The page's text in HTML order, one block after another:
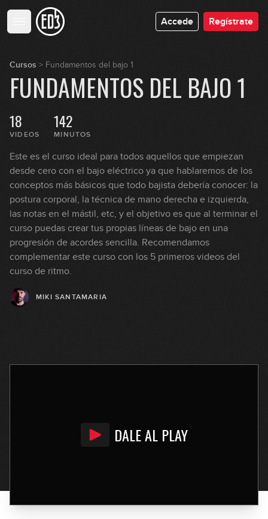
Accede Regístrate
Cursos > Fundamentos del bajo 1
FUNDAMENTOS DEL BAJO 1
18
VIDEOS
142
MINUTOS
Este es el curso ideal para todos aquellos que empiezan
desde cero con el bajo eléctrico ya que hablaremos de los
conceptos más básicos que todo bajista debería conocer: la
postura corporal, la técnica de mano derecha e izquierda,
las notas en el mástil, etc, y el objetivo es que al terminar el
curso puedas crear tus propias líneas de bajo en una
progresión de acordes sencilla. Recomendamos
complementar este curso con los 5 primeros videos del
curso de ritmo.
MIKI SANTAMARIA
DALE AL PLAY